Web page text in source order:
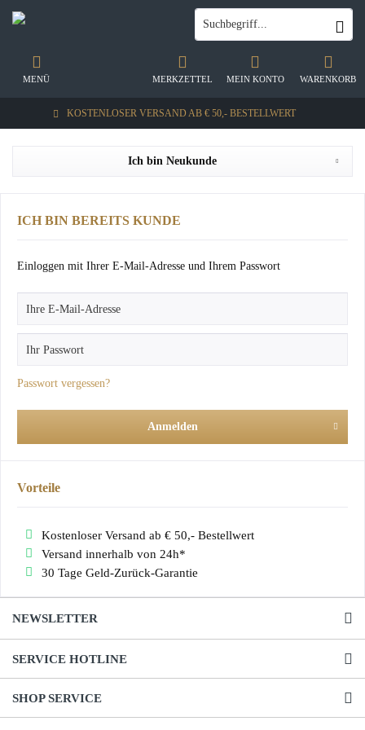
KOSTENLOSER VERSAND AB € 50,- BESTELLWERT
WARENKORB
MERKZETTEL MEIN KONTO
MENÜ
Ich bin Neukunde
ICH BIN BEREITS KUNDE
Einloggen mit Ihrer E-Mail-Adresse und Ihrem Passwort
Passwort vergessen?
Anmelden
Vorteile
Kostenloser Versand ab € 50,- Bestellwert
Versand innerhalb von 24h*
30 Tage Geld-Zurück-Garantie
NEWSLETTER
SERVICE HOTLINE
SHOP SERVICE